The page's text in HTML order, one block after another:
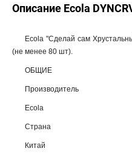
Описание Ecola
Ecola "Сделай сам
(не менее 80 шт).
ОБЩИЕ
Производитель
Ecola
Страна
Китай